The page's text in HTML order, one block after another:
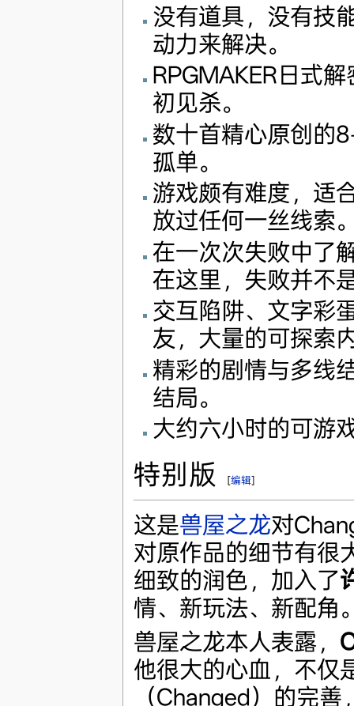
没有道具，没有技
动力来解决。
RPGMAKER日式
初见杀。
数十首精心原创的
孤单。
游戏颇有难度，适
放过任何一丝线索
在一次次失败中了
在这里，失败并不
交互陷阱、文字彩
友，大量的可探索
精彩的剧情与多线
结局。
大约六小时的可游
特别版 [编辑]
这是兽屋之龙对
对原作品的细节有很
细致的润色，加入了
情、新玩法、新配角
兽屋之龙本人表露，
他很大的心血，不仅
（Changed）的完